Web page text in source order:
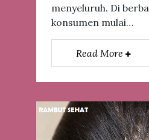
menyeluruh. Di
konsumen mulai…
Read More